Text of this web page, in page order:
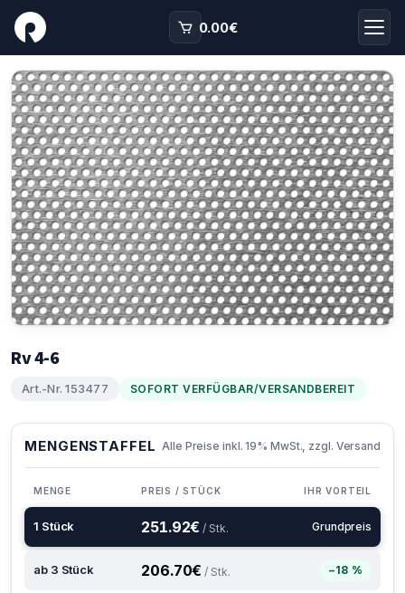
0.00€
Rv 4-6
Art.-Nr. 153477 SOFORT VERFÜGBAR/VERSANDBEREIT
MENGENSTAFFEL Alle Preise inkl. 19% MwSt., zzgl. Versand
MENGE PREIS / STÜCK IHR VORTEIL
1 Stück 251.92€ / Stk. Grundpreis
ab 3 Stück 206.70€ / Stk. −18 %